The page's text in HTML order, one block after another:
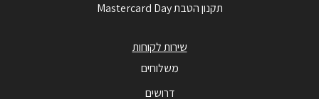
תקנון הטבת Mastercard Day
שירות לקוחות
משלוחים
דרושים